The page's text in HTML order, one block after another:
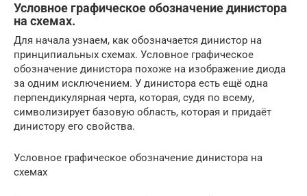
Условное графическое обозначение динистора
на схемах.
Для начала узнаем, как обозначается динистор на
принципиальных схемах. Условное графическое
обозначение динистора похоже на изображение диода
за одним исключением. У динистора есть ещё одна
перпендикулярная черта, которая, судя по всему,
символизирует базовую область, которая и придаёт
динистору его свойства.
Условное графическое обозначение динистора на
схемах